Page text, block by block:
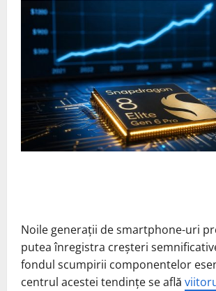
Noile generații de smartphone-uri
putea înregistra creșteri
fondul scumpirii componentelor
centrul acestei tendințe se află